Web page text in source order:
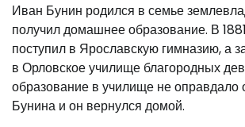
Иван Бунин родился в семье
получил домашнее образование. В
поступил в Ярославскую гимназию, а
в Орловское училище благородных
образование в училище не оправдало
Бунина и он вернулся домой.